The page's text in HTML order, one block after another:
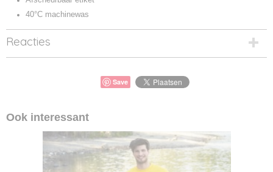
40°C machinewas
Reacties
Save
Ook interessant